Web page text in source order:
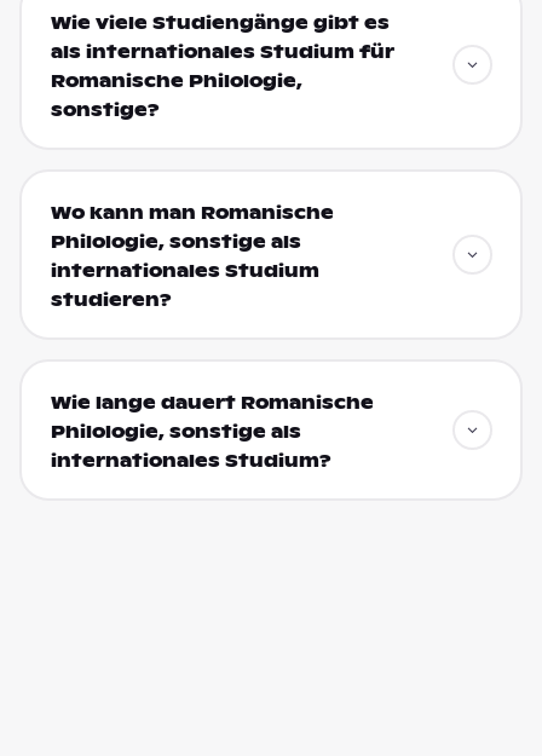
Wie viele Studiengänge gibt es
als internationales Studium für
Romanische Philologie,
sonstige?
Wo kann man Romanische
Philologie, sonstige als
internationales Studium
studieren?
Wie lange dauert Romanische
Philologie, sonstige als
internationales Studium?